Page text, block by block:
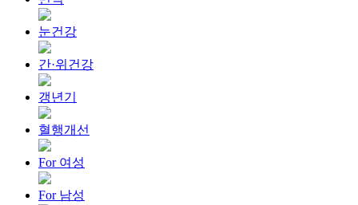
눈건강
간·위건강
갱년기
혈행개선
For 여성
For 남성